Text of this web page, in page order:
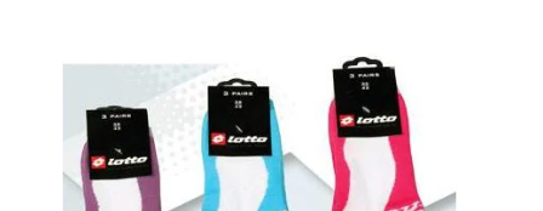
Nejprodávanější
Abecedně